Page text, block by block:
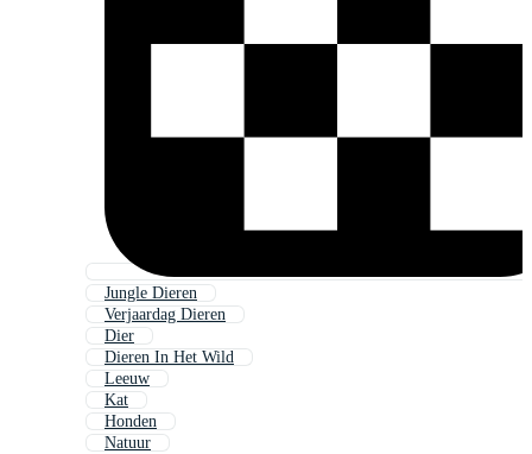
Jungle Dieren
Verjaardag Dieren
Dier
Dieren In Het Wild
Leeuw
Kat
Honden
Natuur